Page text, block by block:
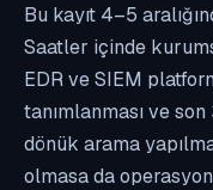
Bu kayıt 4–5
Saatler içinde
EDR ve SIEM
tanımlanması ve
dönük arama
olmasa da